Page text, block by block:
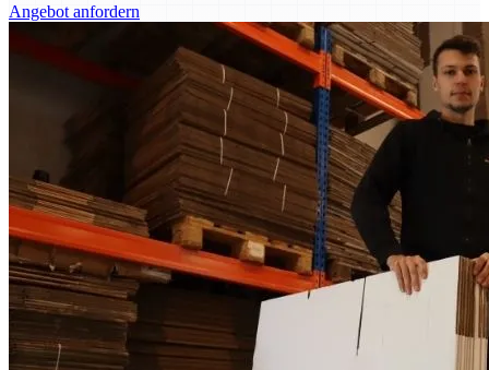
Angebot anfordern